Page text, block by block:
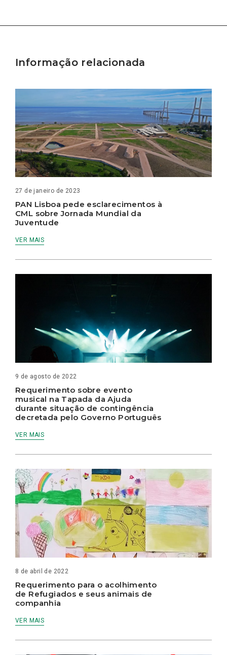
Informação relacionada
27 de janeiro de 2023
PAN Lisboa pede esclarecimentos à
CML sobre Jornada Mundial da
Juventude
VER MAIS
9 de agosto de 2022
Requerimento sobre evento
musical na Tapada da Ajuda
durante situação de contingência
decretada pelo Governo Português
VER MAIS
8 de abril de 2022
Requerimento para o acolhimento
de Refugiados e seus animais de
companhia
VER MAIS